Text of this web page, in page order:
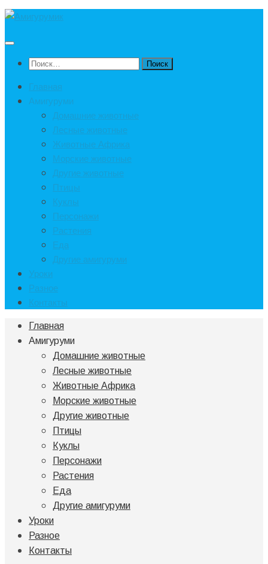
Под
Найти:
Главная
Амигуруми
Домашние животные
Лесные животные
Животные Африка
Морские животные
Другие животные
Птицы
Куклы
Персонажи
Растения
Еда
Другие амигуруми
Уроки
Разное
Контакты
Главная
Амигуруми
Домашние животные
Лесные животные
Животные Африка
Морские животные
Другие животные
Птицы
Куклы
Персонажи
Растения
Еда
Другие амигуруми
Уроки
Разное
Контакты